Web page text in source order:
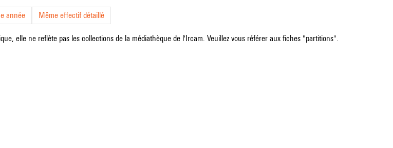
année Même effectif détaillé
elle ne reflète pas les collections de la médiathèque de l'Ircam. Veuillez vous référer aux fiches "partitions".